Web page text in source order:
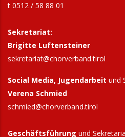
t 0512 / 58 88 01
Sekretariat:
Brigitte Luftensteiner
sekretariat@chorverband.tirol
Social Media, Jugendarbeit und
Verena Schmied
schmied@chorverband.tirol
Geschäftsführung und